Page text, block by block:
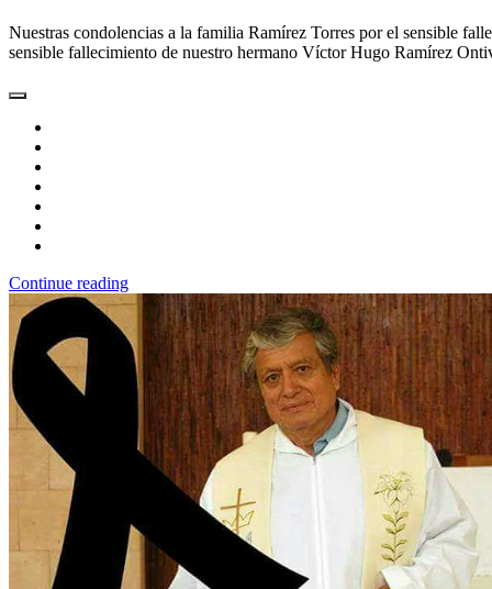
Nuestras condolencias a la familia Ramírez Torres por el sensible
sensible fallecimiento de nuestro hermano Víctor Hugo Ramírez
Continue reading